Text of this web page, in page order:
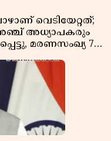
വെടിയേറ്റത്;
അധ്യാപകരും
മരണസംഖ്യ 7;